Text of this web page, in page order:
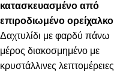
κατασκευασμένο από
επιροδιωμένο ορείχαλκο
Δαχτυλίδι με φαρδύ πάνω
μέρος διακοσμημένο με
κρυστάλλινες λεπτομέρειες